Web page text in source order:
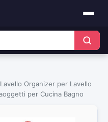
Organizer per Lavello
per Cucina Bagno